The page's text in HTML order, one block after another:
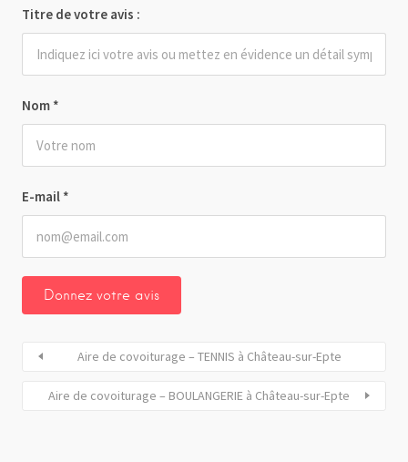
Nom *
E-mail *
Titre de votre avis :
Aire de covoiturage – TENNIS à Château-sur-Epte
Aire de covoiturage – BOULANGERIE à Château-sur-Epte